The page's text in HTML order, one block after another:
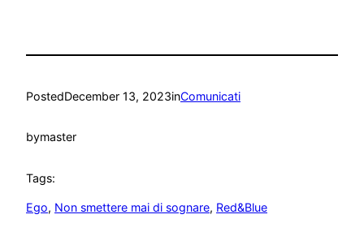
PostedDecember 13, 2023inComunicati
bymaster
Tags:
Ego, Non smettere mai di sognare, Red&Blue